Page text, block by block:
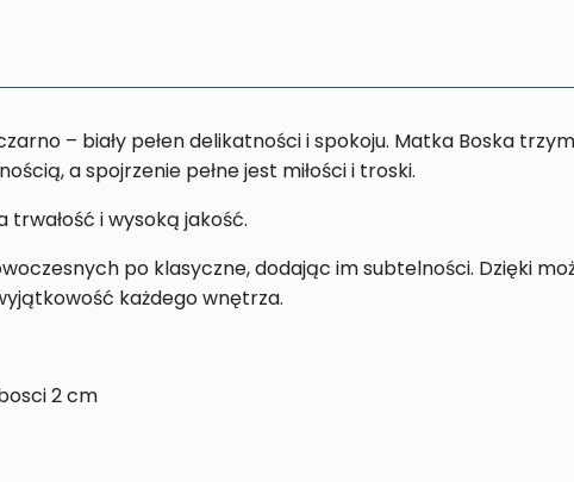
– biały pełen delikatności i spokoju. Matka Boska
a spojrzenie pełne jest miłości i troski.
trwałość i wysoką jakość.
po klasyczne, dodając im subtelności. Dzięki
każdego wnętrza.
2 cm